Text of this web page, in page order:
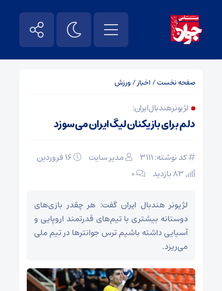
صفحه نخست/ اخبار/ ورزش
لژیونر هندبال ایران:
دلم برای بازیکنان لیگ‌ ایران می‌سوزد
کد نوشته: 3111 مدیر سایت
۰
لژیونر هندبال ایران گفت: هر چقدر بازی‌های
دوستانه بیشتری با تیم‌های قدرتمند اروپایی و
آسیایی داشته باشیم ترس جوانترها در تیم ملی
می‌ریزد.